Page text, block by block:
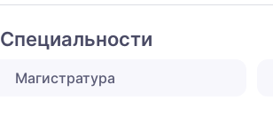
Специальности
Магистратура